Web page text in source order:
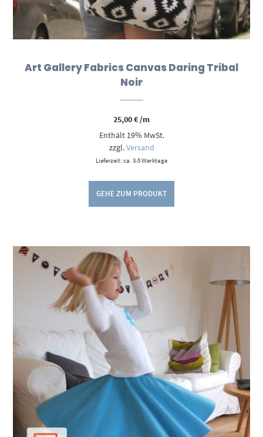
Art Gallery Fabrics Canvas Daring Tribal
Noir
25,00€/m
Enthält 19% MwSt.
zzgl.Versand
Lieferzeit: ca. 3-5 Werktage
GEHE ZUM PRODUKT